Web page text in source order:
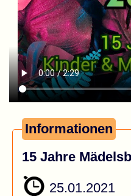
Informationen
15 Jahre
25.01.2021